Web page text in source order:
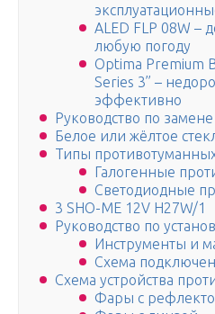
ALED FLP 08W –
любую погоду
Optima Premium
Series 3’’ –
эффективно
Руководство по
Белое или жёлтое
Типы
Галогенные
Светодиодные
3 SHO-ME 12V H27W/1
Руководство по
Инструменты и
Схема
Схема устройства
Фары с